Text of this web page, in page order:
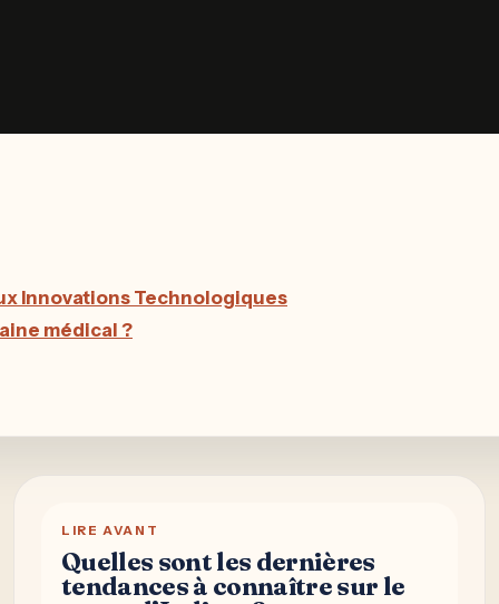
Innovations Technologiques
médical ?
LIRE AVANT
Quelles sont les dernières
tendances à connaître sur le